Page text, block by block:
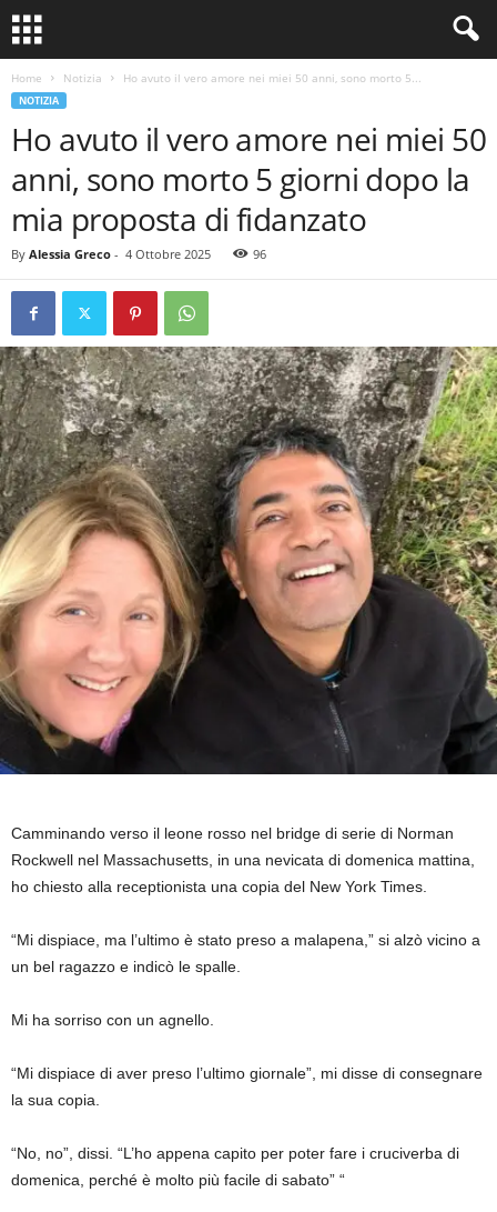
Home Notizia Ho avuto il vero amore nei miei 50 anni, sono morto 5...
NOTIZIA
Ho avuto il vero amore nei miei 50
anni, sono morto 5 giorni dopo la
mia proposta di fidanzato
By Alessia Greco - 4 Ottobre 2025 96
Camminando verso il leone rosso nel bridge di serie di Norman
Rockwell nel Massachusetts, in una nevicata di domenica mattina,
ho chiesto alla receptionista una copia del New York Times.
“Mi dispiace, ma l’ultimo è stato preso a malapena,” si alzò vicino a
un bel ragazzo e indicò le spalle.
Mi ha sorriso con un agnello.
“Mi dispiace di aver preso l’ultimo giornale”, mi disse di consegnare
la sua copia.
“No, no”, dissi. “L’ho appena capito per poter fare i cruciverba di
domenica, perché è molto più facile di sabato” “